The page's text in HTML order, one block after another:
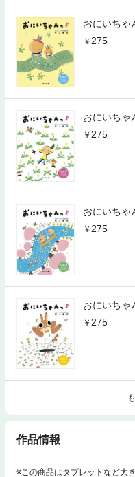
おにいち
275
おにいち
275
おにいち
275
おにいち
275
作品情報
※この商品はタブレットなど大